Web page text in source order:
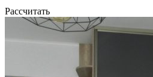
Рассчитать